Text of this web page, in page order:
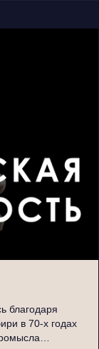
благодаря
в 70-х годах